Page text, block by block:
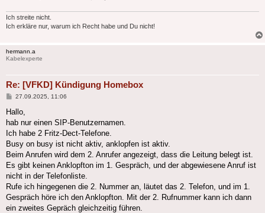
Ich streite nicht.
Ich erkläre nur, warum ich Recht habe und Du nicht!
hermann.a
Kabelexperte
Re: [VFKD] Kündigung Homebox
Beitrag
27.09.2025, 11:06
Hallo,
hab nur einen SIP-Benutzernamen.
Ich habe 2 Fritz-Dect-Telefone.
Busy on busy ist nicht aktiv, anklopfen ist aktiv.
Beim Anrufen wird dem 2. Anrufer angezeigt, dass die Leitung belegt ist.
Es gibt keinen Anklopfton im 1. Gespräch, und der abgewiesene Anruf ist
nicht in der Telefonliste.
Rufe ich hingegenen die 2. Nummer an, läutet das 2. Telefon, und im 1.
Gespräch höre ich den Anklopfton. Mit der 2. Rufnummer kann ich dann
ein zweites Gepräch gleichzeitig führen.